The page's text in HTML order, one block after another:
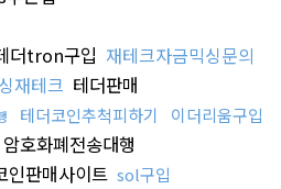
더tron구입 재테크자금믹싱문의
재테크 테더판매
테더코인추척피하기
이더리움구입
암호화폐전송대행
인판매사이트 sol구입